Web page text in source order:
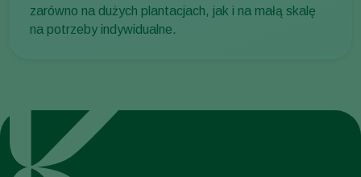
zarówno na dużych plantacjach, jak i na małą skalę
na potrzeby indywidualne.